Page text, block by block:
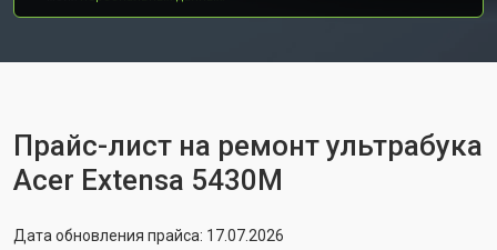
Прайс-лист на ремонт ультрабука
Acer Extensa 5430M
Дата обновления прайса: 17.07.2026